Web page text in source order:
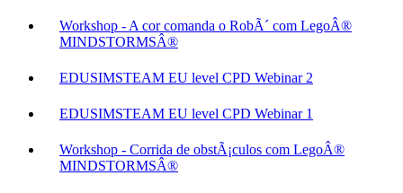
Workshop - A cor comanda o RobÃ´ com LegoÂ®
MINDSTORMSÂ®
EDUSIMSTEAM EU level CPD Webinar 2
EDUSIMSTEAM EU level CPD Webinar 1
Workshop - Corrida de obstÃ¡culos com LegoÂ®
MINDSTORMSÂ®